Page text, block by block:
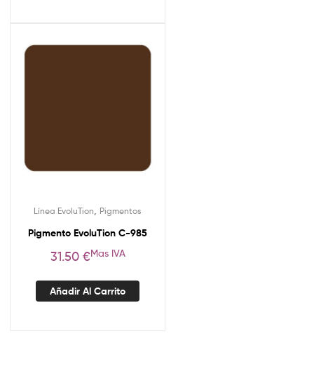
Línea EvoluTion Pigmentos
Pigmento EvoluTion C-985
31.50 €Mas IVA
Añadir Al Carrito